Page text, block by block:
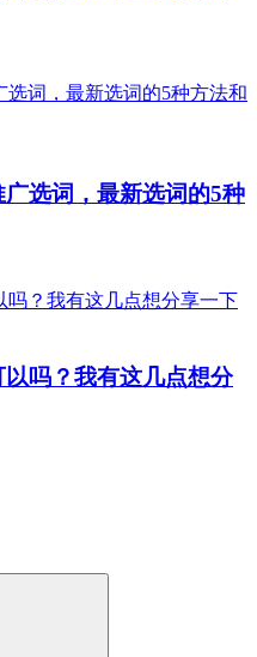
选词，最新选词的5种
吗？我有这几点想分